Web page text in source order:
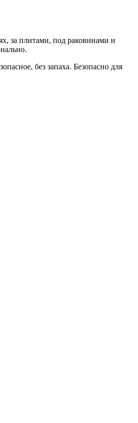
за плитами, под раковинами и
без запаха. Безопасно для